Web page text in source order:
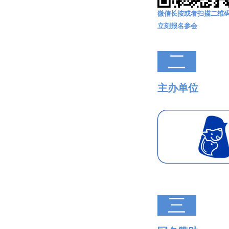
微信长按或者扫描二维
立刻报名参会
二
主办单位
三